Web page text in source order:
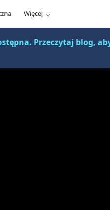
Więcej
Przeczytaj blog,